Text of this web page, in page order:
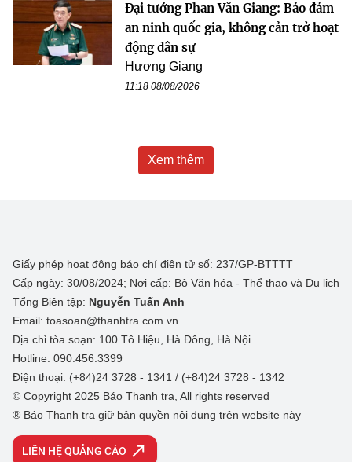
Đại tướng Phan Văn Giang: Bảo đảm
an ninh quốc gia, không cản trở hoạt
động dân sự
Hương Giang
11:18 08/08/2026
Xem thêm
Giấy phép hoạt động báo chí điện tử số: 237/GP-BTTTT
Cấp ngày: 30/08/2024; Nơi cấp: Bộ Văn hóa - Thể thao và Du lịch
Tổng Biên tập: Nguyễn Tuấn Anh
Email: toasoan@thanhtra.com.vn
Địa chỉ tòa soạn: 100 Tô Hiệu, Hà Đông, Hà Nội.
Hotline: 090.456.3399
Điện thoại: (+84)24 3728 - 1341 / (+84)24 3728 - 1342
© Copyright 2025 Báo Thanh tra, All rights reserved
® Báo Thanh tra giữ bản quyền nội dung trên website này
LIÊN HỆ QUẢNG CÁO